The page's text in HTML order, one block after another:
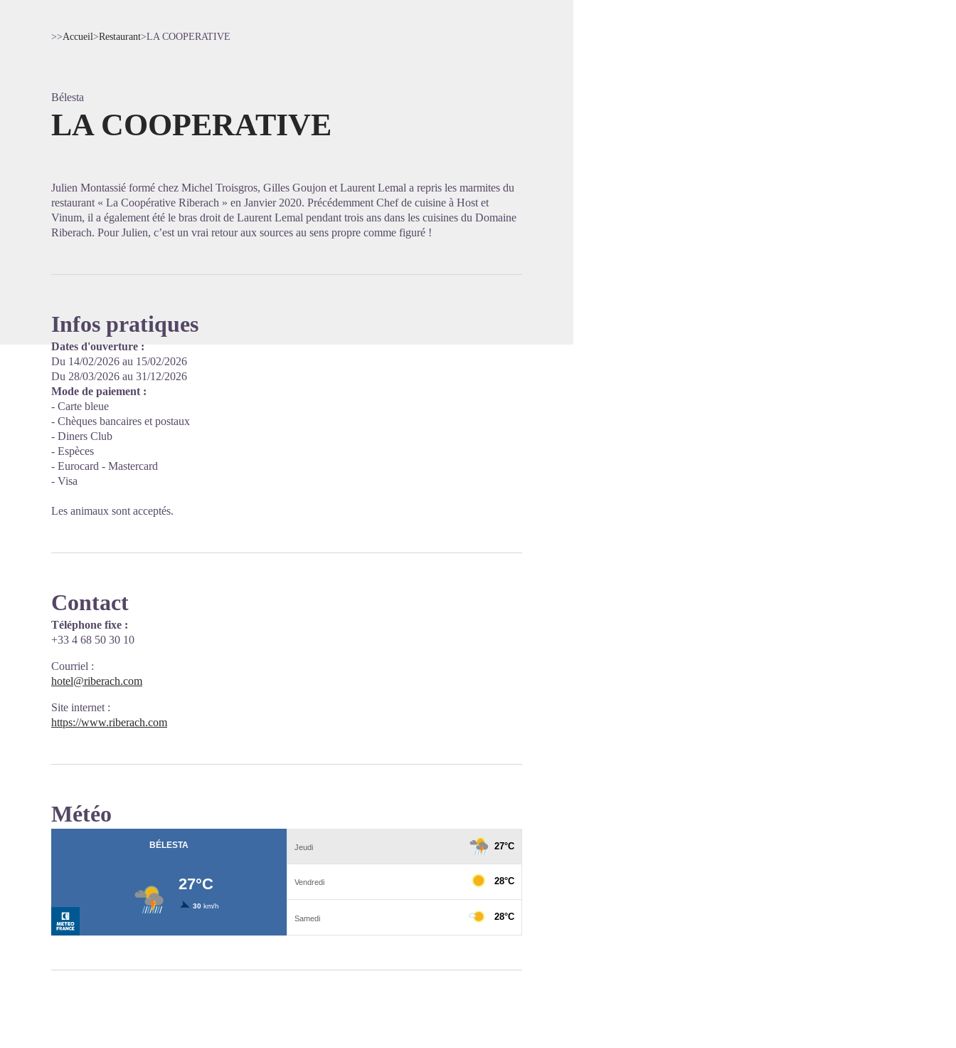
>>Accueil>Restaurant>LA COOPERATIVE
Bélesta
LA COOPERATIVE
Julien Montassié formé chez Michel Troisgros, Gilles Goujon et Laurent Lemal a repris les marmites du
restaurant « La Coopérative Riberach » en Janvier 2020. Précédemment Chef de cuisine à Host et
Vinum, il a également été le bras droit de Laurent Lemal pendant trois ans dans les cuisines du Domaine
Riberach. Pour Julien, c’est un vrai retour aux sources au sens propre comme figuré !
Infos pratiques
Dates d'ouverture :
Du 14/02/2026 au 15/02/2026
Du 28/03/2026 au 31/12/2026
Mode de paiement :
- Carte bleue
- Chèques bancaires et postaux
- Diners Club
- Espèces
- Eurocard - Mastercard
- Visa
Les animaux sont acceptés.
Contact
Téléphone fixe :
+33 4 68 50 30 10
Courriel :
hotel@riberach.com
Site internet :
https://www.riberach.com
Météo